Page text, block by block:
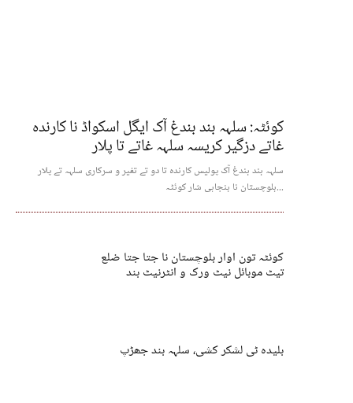
کوئٹہ: سلہہ بند بندغ آک ایگل اسکواڈ نا کارندہ
غاتے دزگیر کریسہ سلہہ غاتے تا پلار
سلہہ بند بندغ آک پولیس کارندہ تا دو تے تفیر و سرکاری سلہہ تے پلار
بلوچستان نا بنجاہی شار کوئٹہ...
کوئٹہ تون اوار بلوچستان نا جتا جتا ضلع
تیٹ موبائل نیٹ ورک و انٹرنیٹ بند
بلیدہ ٹی لشکر کشی، سلہہ بند جھڑپ